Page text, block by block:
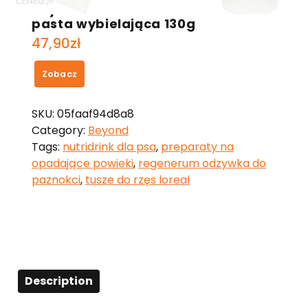
Beyond Pearl White Sensitive
pasta wybielająca 130g
47,90zł
Zobacz
SKU: 05faaf94d8a8
Category: Beyond
Tags: nutridrink dla psa, preparaty na
opadające powieki, regenerum odzywka do
paznokci, tusze do rzęs loreal
Description